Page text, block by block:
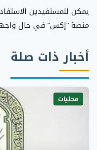
يمكن للمستفيدين
منصة “إكس” في حال
أخبار ذات صلة
محليات